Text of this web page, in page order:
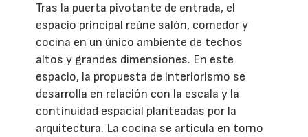
Tras la puerta pivotante de entrada, el
espacio principal reúne salón, comedor y
cocina en un único ambiente de techos
altos y grandes dimensiones. En este
espacio, la propuesta de interiorismo se
desarrolla en relación con la escala y la
continuidad espacial planteadas por la
arquitectura. La cocina se articula en torno